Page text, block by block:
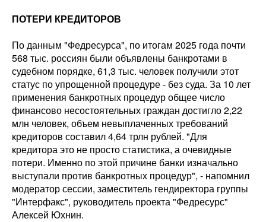
ПОТЕРИ КРЕДИТОРОВ
По данным "Федресурса", по итогам 2025 года почти
568 тыс. россиян были объявлены банкротами в
судебном порядке, 61,3 тыс. человек получили этот
статус по упрощенной процедуре - без суда. За 10 лет
применения банкротных процедур общее число
финансово несостоятельных граждан достигло 2,22
млн человек, объем невыплаченных требований
кредиторов составил 4,64 трлн рублей. "Для
кредитора это не просто статистика, а очевидные
потери. Именно по этой причине банки изначально
выступали против банкротных процедур", - напомнил
модератор сессии, заместитель гендиректора группы
"Интерфакс", руководитель проекта "Федресурс"
Алексей Юхнин.